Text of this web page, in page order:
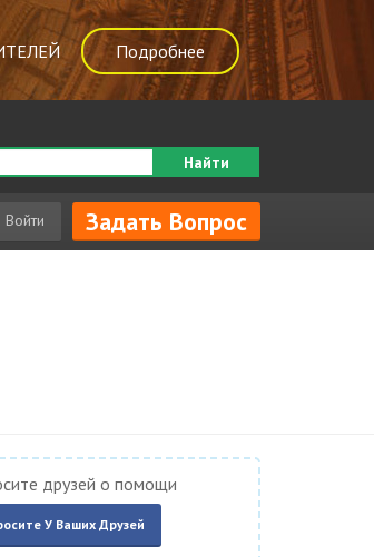
Подробнее
Найти
Войти Задать Вопрос
друзей о помощи
У Ваших Друзей